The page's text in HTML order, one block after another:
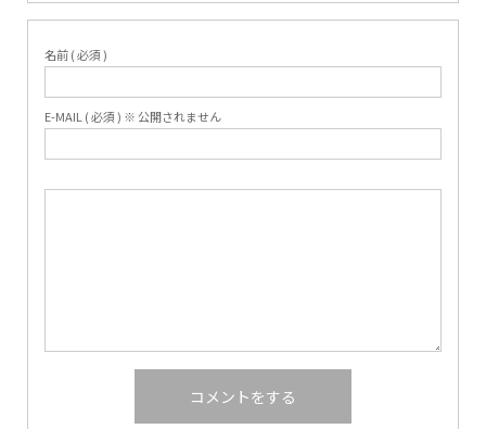
名前 ( 必須 )
E-MAIL ( 必須 ) ※ 公開されません